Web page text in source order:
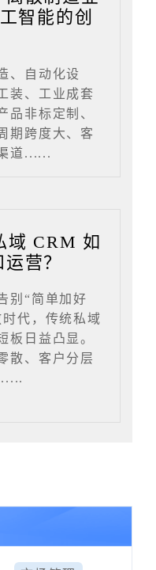
智能的创
、自动化设
装、工业成套
品非标定制、
期跨度大、客
道......
域 CRM 如
营？
别“简单加好
代，传统私域
板日益凸显。
散、客户分层